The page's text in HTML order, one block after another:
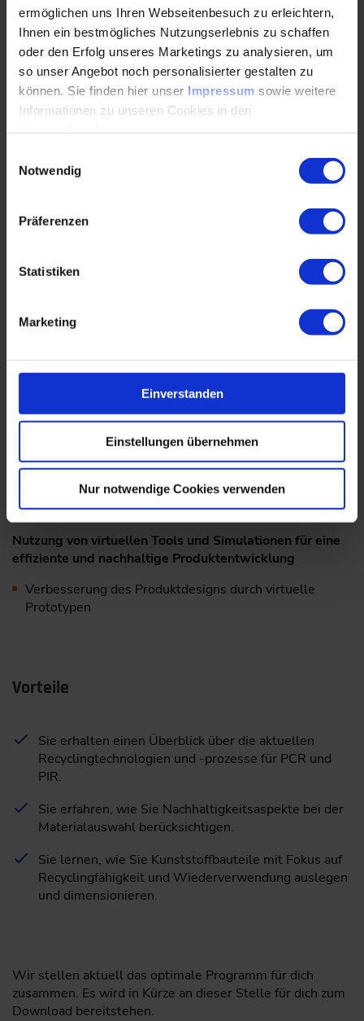
ermöglichen uns Ihren Webseitenbesuch zu erleichtern,
Ihnen ein bestmögliches Nutzungserlebnis zu schaffen
oder den Erfolg unseres Marketings zu analysieren, um
so unser Angebot noch personalisierter gestalten zu
können. Sie finden hier unser Impressum sowie weitere
Informationen zu unseren Cookies in den
Notwendig
Präferenzen
Statistiken
Marketing
Einverstanden
Einstellungen übernehmen
Nur notwendige Cookies verwenden
technische Bauteile
Bestimmung der Umgebungsbedingungen wie
Temperatur, Luftfeuchtigkeit, Umwelteinflüsse und
weitere
Ableiten von geeigneten Kunststoffen mit Bezug zur
Recyclingfähigkeit
Auslegung und Dimensionierung von
Vorgehen bei der Dimensionierung technischer
Anwendungsbezogener Nachweis der Festigkeit für
Integration von wiederverwertbaren Materialien und
modularem Design
Kreislaufgerechte virtuelle Produktentwicklung
Lebenszyklusanalyse (LCA) in der virtuellen
Produktentwicklung
Integration von LCA in den frühen Phasen der
Produktentwicklung
Nutzung von LCA-Daten zur
Entscheidungsunterstützung und Kommunikation
Nutzung von virtuellen Tools und Simulationen für eine
effiziente und nachhaltige Produktentwicklung
Verbesserung des Produktdesigns durch virtuelle
Prototypen
Vorteile
Sie erhalten einen Überblick über die aktuellen
Recyclingtechnologien und -prozesse für PCR und
PIR.
Sie erfahren, wie Sie Nachhaltigkeitsaspekte bei der
Materialauswahl berücksichtigen.
Sie lernen, wie Sie Kunststoffbauteile mit Fokus auf
Recyclingfähigkeit und Wiederverwendung auslegen
und dimensionieren.
Wir stellen aktuell das optimale Programm für dich
zusammen. Es wird in Kürze an dieser Stelle für dich zum
Download bereitstehen.